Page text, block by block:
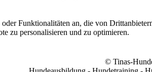
© Tinas-
Funktionalitäten an, die von
zu personalisieren und zu optimieren.